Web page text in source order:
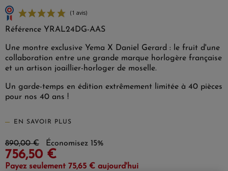
(1 avis)
Référence YRAL24DG-AAS
Une montre exclusive Yema X Daniel Gerard : le fruit d'une
collaboration entre une grande marque horlogère française
et un artison joaillier-horloger de moselle.
Un garde-temps en édition extrêmement limitée à 40 pièces
pour nos 40 ans !
EN SAVOIR PLUS
890,00 € Économisez 15%
756,50 €
Payez seulement 75,65 € aujourd'hui